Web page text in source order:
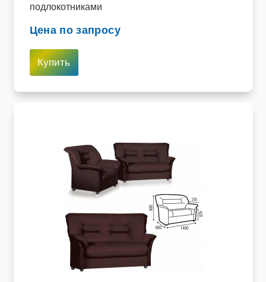
подлокотниками
Цена по запросу
Купить